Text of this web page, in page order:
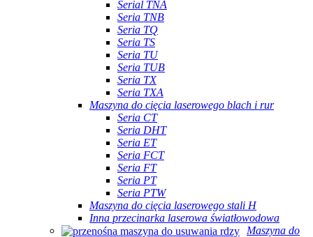
Serial TNA
Seria TNB
Seria TQ
Seria TS
Seria TU
Seria TUB
Seria TX
Seria TXA
Maszyna do cięcia laserowego blach i rur
Seria CT
Seria DHT
Seria ET
Seria FCT
Seria FT
Seria PT
Seria PTW
Maszyna do cięcia laserowego stali H
Inna przecinarka laserowa światłowodowa
Maszyna do